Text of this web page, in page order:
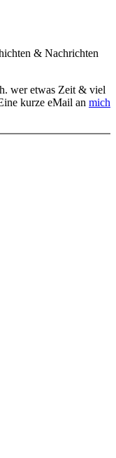
& Nachrichten
wer etwas Zeit & viel
kurze eMail an mich